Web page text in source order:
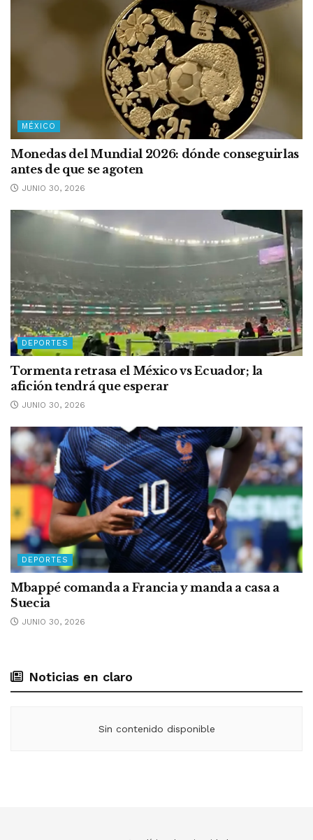
MÉXICO
Monedas del Mundial 2026: dónde conseguirlas
antes de que se agoten
JUNIO 30, 2026
DEPORTES
Tormenta retrasa el México vs Ecuador; la
afición tendrá que esperar
JUNIO 30, 2026
DEPORTES
Mbappé comanda a Francia y manda a casa a
Suecia
JUNIO 30, 2026
Noticias en claro
Sin contenido disponible